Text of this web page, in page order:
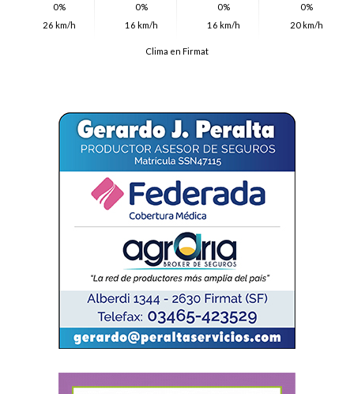
0%
26 km/h
0%
16 km/h
0%
16 km/h
0%
20 km/h
Clima en Firmat